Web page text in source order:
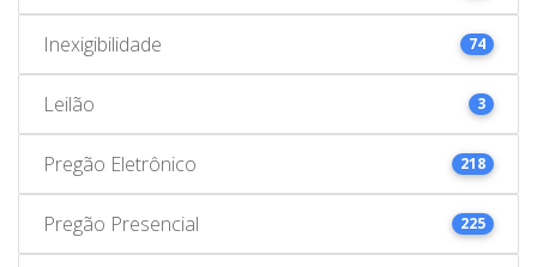
Inexigibilidade 74
Leilão 3
Pregão Eletrônico 218
Pregão Presencial 225